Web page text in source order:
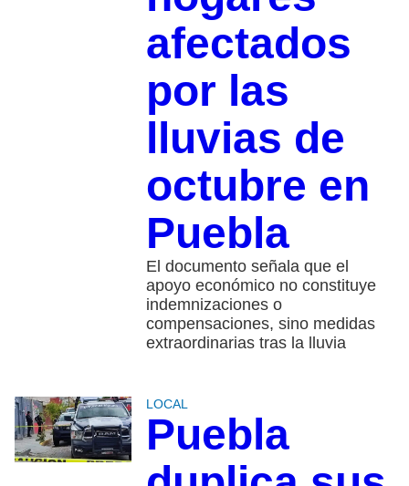
afectados
por las
lluvias de
octubre en
Puebla
El documento señala que el
apoyo económico no constituye
indemnizaciones o
compensaciones, sino medidas
extraordinarias tras la lluvia
LOCAL
Puebla